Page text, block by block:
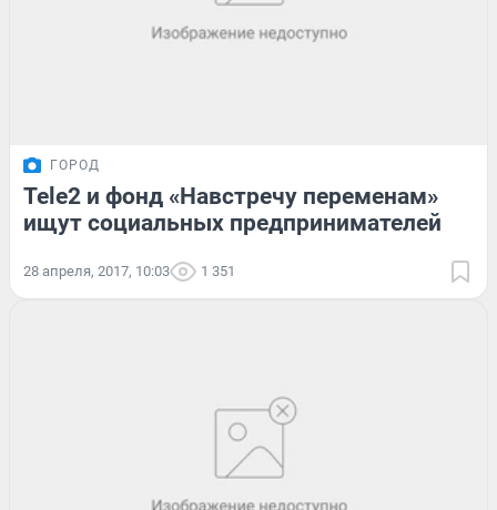
ГОРОД
Tele2 и фонд «Навстречу переменам»
ищут социальных предпринимателей
28 апреля, 2017, 10:03 1 351